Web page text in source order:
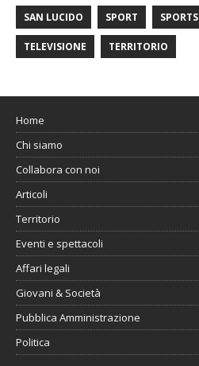
SAN LUCIDO SPORT SPORTS
TELEVISIONE TERRITORIO
Home
Chi siamo
Collabora con noi
Articoli
Territorio
Eventi e spettacoli
Affari legali
Giovani & Società
Pubblica Amministrazione
Politica